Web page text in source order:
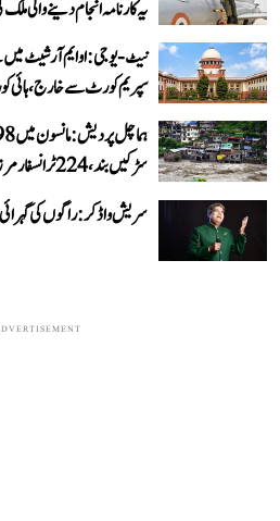
یہ کارنامہ انجام دینے والی
نیٹ-یو جی: او ایم آر شیٹ
سپریم کورٹ سے خارج،
سڑکیں بند، 224 ٹرانسفارمرز ٹھپ
سریش واڈکر: راگوں کی